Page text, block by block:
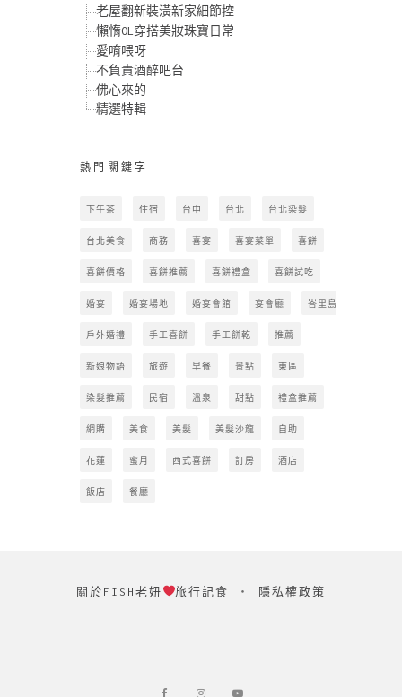
老屋翻新裝潢新家細節控
懶惰OL穿搭美妝珠寶日常
愛唷喂呀
不負責酒醉吧台
佛心來的
精選特輯
熱門關鍵字
下午茶 住宿 台中 台北 台北染髮
台北美食 商務 喜宴 喜宴菜單 喜餅
喜餅價格 喜餅推薦 喜餅禮盒 喜餅試吃
婚宴 婚宴場地 婚宴會館 宴會廳 峇里島
戶外婚禮 手工喜餅 手工餅乾 推薦
新娘物語 旅遊 早餐 景點 東區
染髮推薦 民宿 溫泉 甜點 禮盒推薦
網購 美食 美髮 美髮沙龍 自助
花蓮 蜜月 西式喜餅 訂房 酒店
飯店 餐廳
關於FISH老妞 旅行記食 ‧ 隱私權政策